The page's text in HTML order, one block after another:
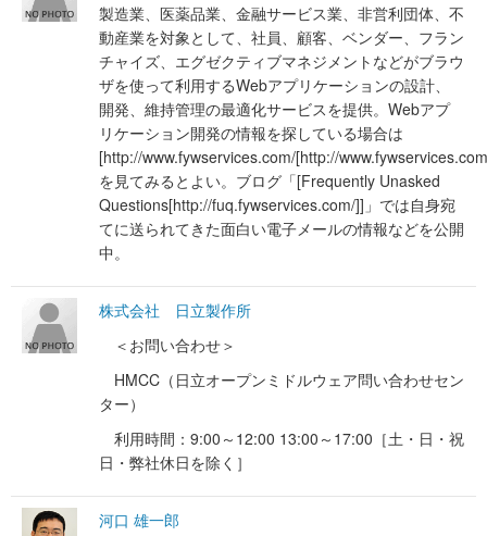
製造業、医薬品業、金融サービス業、非営利団体、不
動産業を対象として、社員、顧客、ベンダー、フラン
チャイズ、エグゼクティブマネジメントなどがブラウ
ザを使って利用するWebアプリケーションの設計、
開発、維持管理の最適化サービスを提供。Webアプ
リケーション開発の情報を探している場合は
[http://www.fywservices.com/[http://
を見てみるとよい。ブログ「[Frequently Unasked
Questions[http://fuq.fywservices.com/]]」では自身宛
てに送られてきた面白い電子メールの情報などを公開
中。
株式会社 日立製作所
＜お問い合わせ＞
HMCC（日立オープンミドルウェア問い合わせセン
ター）
利用時間：9:00～12:00 13:00～17:00［土・日・祝
日・弊社休日を除く］
河口 雄一郎